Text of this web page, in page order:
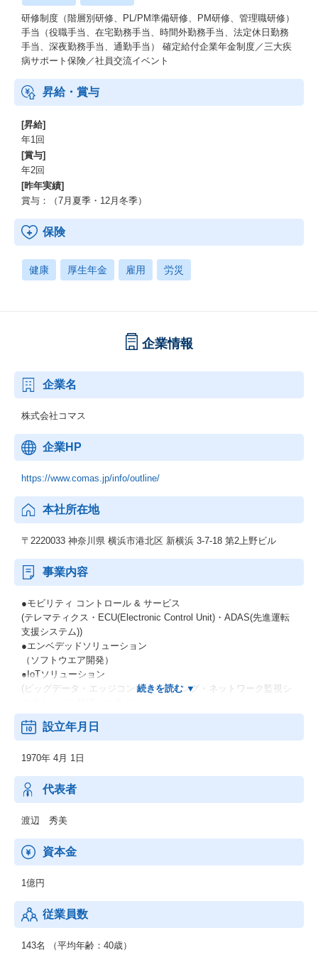
研修制度（階層別研修、PL/PM準備研修、PM研修、管理職研修）
手当（役職手当、在宅勤務手当、時間外勤務手当、法定休日勤務
手当、深夜勤務手当、通勤手当） 確定給付企業年金制度／三大疾
病サポート保険／社員交流イベント
昇給・賞与
[昇給]
年1回
[賞与]
年2回
[昨年実績]
賞与：（7月夏季・12月冬季）
保険
健康 厚生年金 雇用 労災
企業情報
企業名
株式会社コマス
企業HP
https://www.comas.jp/info/outline/
本社所在地
〒2220033 神奈川県 横浜市港北区 新横浜 3-7-18 第2上野ビル
事業内容
●モビリティ コントロール & サービス
(テレマティクス・ECU(Electronic Control Unit)・ADAS(先進運転
支援システム))
●エンベデッドソリューション
（ソフトウエア開発）
●IoTソリューション
(ビッグデータ・エッジコンピューティング・ネットワーク監視シ
●ソリューションズ
(サイバーセキュリティ・OSS技術(IoT/クラウド))
設立年月日
1970年 4月 1日
代表者
渡辺 秀美
資本金
1億円
従業員数
143名 （平均年齢：40歳）